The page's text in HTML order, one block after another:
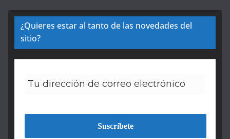
¿Quieres estar al tanto de las novedades del
sitio?